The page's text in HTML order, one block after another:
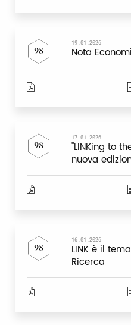
98
19.01.2026
Nota
98
17.01.2026
"LINKing to
nuova
98
16.01.2026
LINK è il
Ricerca